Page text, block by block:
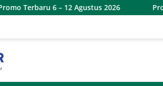
– 12 Agustus 2026 Promo